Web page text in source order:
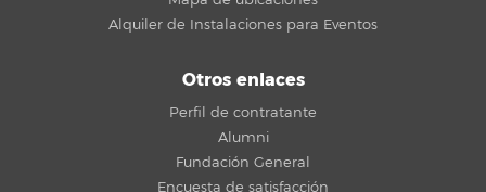
Alquiler de Instalaciones para Eventos
Otros enlaces
Perfil de contratante
Alumni
Fundación General
Encuesta de satisfacción